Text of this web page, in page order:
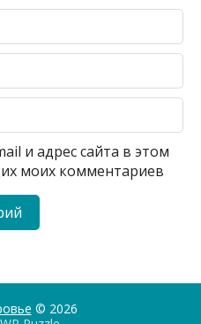
и адрес сайта в этом
моих комментариев
© 2026